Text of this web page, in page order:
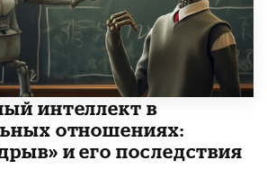
интеллект в
отношениях:
и его последствия